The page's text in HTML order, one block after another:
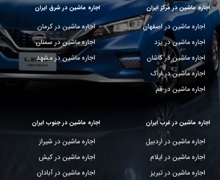
اجاره ماشین در مرکز ایران
اجاره ماشین در اصفهان
اجاره ماشین در یزد
اجاره ماشین در کاشان
اجاره ماشین در اراک
اجاره ماشین در قم
اجاره ماشین در شرق ایران
اجاره ماشین در کرمان
اجاره ماشین در سمنان
اجاره ماشین در مشهد
اجاره ماشین در غرب ایران
اجاره ماشین در اردبیل
اجاره ماشین در ایلام
اجاره ماشین در تبریز
اجاره ماشین در جنوب ایران
اجاره ماشین در شیراز
اجاره ماشین در کیش
اجاره ماشین در آبادان